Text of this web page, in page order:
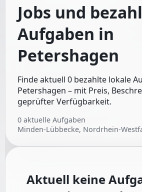
Jobs und
Aufgaben in
Petershagen
Finde aktuell 0 bezahlte lokale
Petershagen – mit Preis,
geprüfter Verfügbarkeit.
0 aktuelle Aufgaben
Minden-Lübbecke, Nordrhein-
Aktuell keine